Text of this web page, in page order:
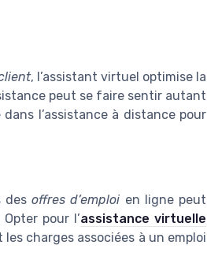
, l’assistant virtuel optimise la
peut se faire sentir autant
l’assistance à distance pour
desoffres d’emploi en ligne peut
pour l’assistance virtuelle
charges associées à un emploi